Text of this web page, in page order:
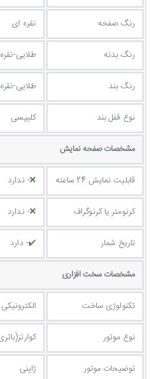
رنگ صفحه نقره ای
رنگ بدنه طلایی-
رنگ بند طلایی-
نوع قفل بند کلیپسی
مشخصات صفحه نمايش
قابلیت نمایش 24 ساعته ❌- ندارد
کرنومتر یا کرنوگراف ❌- ندارد
تاریخ شمار ✔️- دارد
مشخصات سخت افزاری
تکنولوژی ساخت
نوع موتور
توضیحات موتور ژاپنی